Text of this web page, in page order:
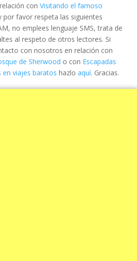
con Visitando el famoso
por favor respeta las siguientes
no emplees lenguaje SMS, trata de
al respeto de otros lectores. Si
con nosotros en relación con
de Sherwood o con Escapadas
en viajes baratos hazlo aquí. Gracias.